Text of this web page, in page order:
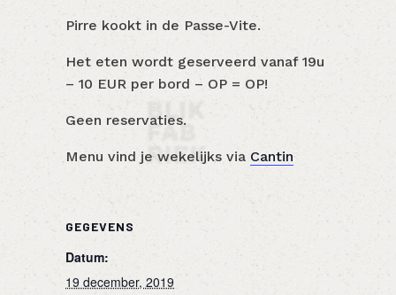
Pirre kookt in de Passe-Vite.
Het eten wordt geserveerd vanaf 19u
– 10 EUR per bord – OP = OP!
Geen reservaties.
Menu vind je wekelijks via Cantin
GEGEVENS
Datum:
19 december, 2019